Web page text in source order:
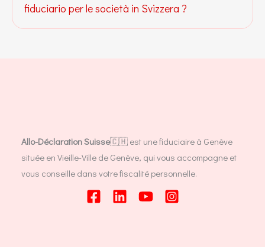
fiduciario per le società in Svizzera ?
Allo-Déclaration Suisse🇨🇭 est une fiduciaire à Genève
située en Vieille-Ville de Genève, qui vous accompagne et
vous conseille dans votre fiscalité personnelle.